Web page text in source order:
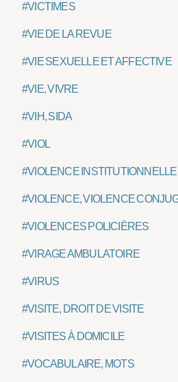
#VICTIMES
#VIE DE LA REVUE
#VIE SEXUELLE ET AFFECTIVE
#VIE, VIVRE
#VIH, SIDA
#VIOL
#VIOLENCE INSTITUTIONNELLE
#VIOLENCE, VIOLENCE
#VIOLENCES POLICIÈRES
#VIRAGE AMBULATOIRE
#VIRUS
#VISITE, DROIT DE VISITE
#VISITES À DOMICILE
#VOCABULAIRE, MOTS